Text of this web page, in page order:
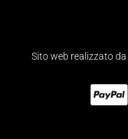
Sito web realizzato da